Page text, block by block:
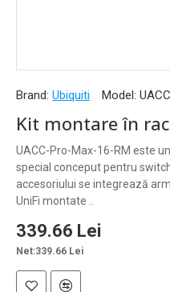
Brand: Ubiquiti Model:
UACC-Pro-Max-16-RM este
special conceput pentru
accesoriului se integrează
UniFi montate ..
339.66 Lei
Net:339.66 Lei